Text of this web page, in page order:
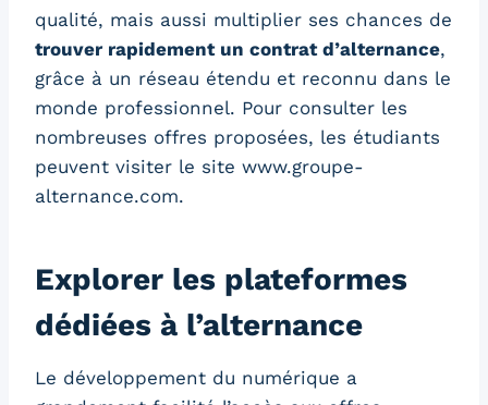
qualité, mais aussi multiplier ses chances de
trouver rapidement un contrat d’alternance,
grâce à un réseau étendu et reconnu dans le
monde professionnel. Pour consulter les
nombreuses offres proposées, les étudiants
peuvent visiter le site www.groupe-
alternance.com.
Explorer les plateformes
dédiées à l’alternance
Le développement du numérique a